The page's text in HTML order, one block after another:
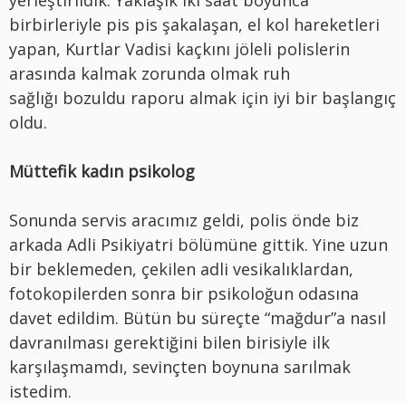
birbirleriyle pis pis şakalaşan, el kol hareketleri
yapan, Kurtlar Vadisi kaçkını jöleli polislerin
arasında kalmak zorunda olmak ruh
sağlığı bozuldu raporu almak için iyi bir başlangıç
oldu.
Müttefik kadın psikolog
Sonunda servis aracımız geldi, polis önde biz
arkada Adli Psikiyatri bölümüne gittik. Yine uzun
bir beklemeden, çekilen adli vesikalıklardan,
fotokopilerden sonra bir psikoloğun odasına
davet edildim. Bütün bu süreçte “mağdur”a nasıl
davranılması gerektiğini bilen birisiyle ilk
karşılaşmamdı, sevinçten boynuna sarılmak
istedim.